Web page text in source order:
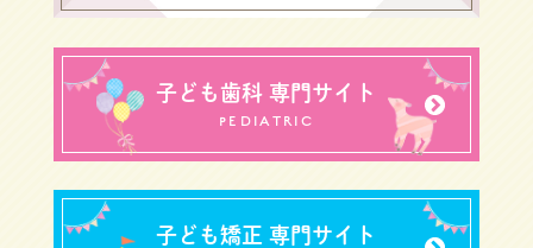
子ども歯科 専門サイト
PEDIATRIC
子ども矯正 専門サイト